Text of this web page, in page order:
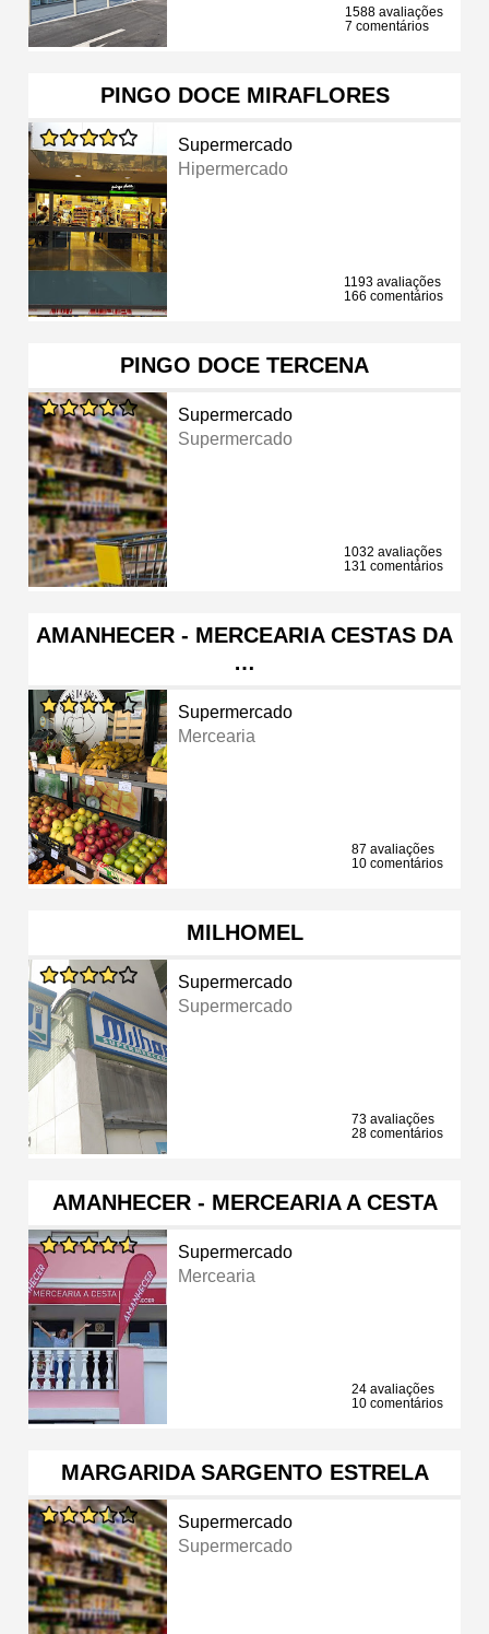
1588 avaliações
7 comentários
PINGO DOCE MIRAFLORES
Supermercado
Hipermercado
1193 avaliações
166 comentários
PINGO DOCE TERCENA
Supermercado
Supermercado
1032 avaliações
131 comentários
AMANHECER - MERCEARIA CESTAS DA
…
Supermercado
Mercearia
87 avaliações
10 comentários
MILHOMEL
Supermercado
Supermercado
73 avaliações
28 comentários
AMANHECER - MERCEARIA A CESTA
Supermercado
Mercearia
24 avaliações
10 comentários
MARGARIDA SARGENTO ESTRELA
Supermercado
Supermercado